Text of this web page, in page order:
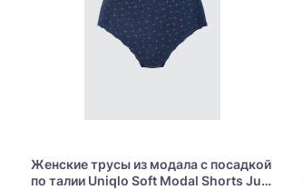
Женские трусы из модала с посадкой
по талии Uniqlo Soft Modal Shorts Just